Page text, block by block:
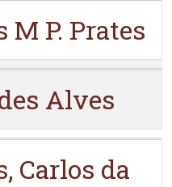
M P. Prates
Alves
Carlos da